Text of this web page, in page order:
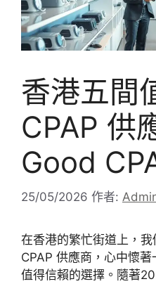
香港五間
CPAP 供
Good
25/05/2026 作者:
在香港的繁忙街道上，
CPAP 供應商，心中懷
值得信賴的選擇。隨著